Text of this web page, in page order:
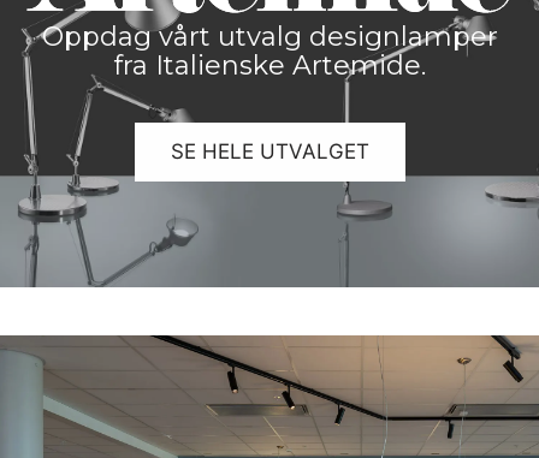
Oppdag vårt utvalg designlamper
fra Italienske Artemide.
SE HELE UTVALGET